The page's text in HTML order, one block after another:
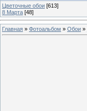
Цветочные обои [613]
8 Марта [48]
Главная » Фотоальбом » Обои »